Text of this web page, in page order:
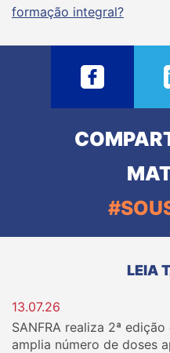
formação integral?
LEIA
13.07.26
SANFRA realiza 2ª
amplia número de doses